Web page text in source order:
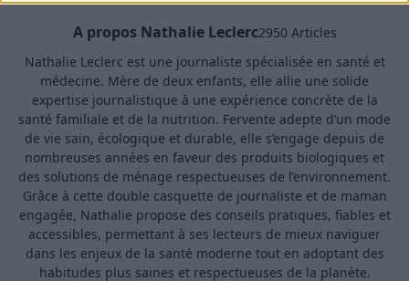
A propos Nathalie Leclerc2950 Articles
Nathalie Leclerc est une journaliste spécialisée en santé et
médecine. Mère de deux enfants, elle allie une solide
expertise journalistique à une expérience concrète de la
santé familiale et de la nutrition. Fervente adepte d’un mode
de vie sain, écologique et durable, elle s’engage depuis de
nombreuses années en faveur des produits biologiques et
des solutions de ménage respectueuses de l’environnement.
Grâce à cette double casquette de journaliste et de maman
engagée, Nathalie propose des conseils pratiques, fiables et
accessibles, permettant à ses lecteurs de mieux naviguer
dans les enjeux de la santé moderne tout en adoptant des
habitudes plus saines et respectueuses de la planète.